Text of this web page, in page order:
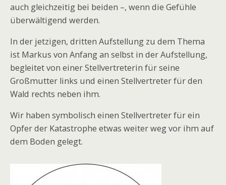
auch gleichzeitig bei beiden –, wenn die Gefühle
überwältigend werden.
In der jetzigen, dritten Aufstellung zu dem Thema
ist Markus von Anfang an selbst in der Aufstellung,
begleitet von einer Stellvertreterin für seine
Großmutter links und einen Stellvertreter für den
Wald rechts neben ihm.
Wir haben symbolisch einen Stellvertreter für ein
Opfer der Katastrophe etwas weiter weg vor ihm auf
dem Boden gelegt.